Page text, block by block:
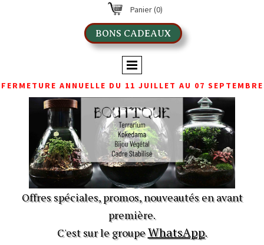
Panier(0)
BONS CADEAUX
FERMETURE ANNUELLE DU 11 JUILLET AU 07 SEPTEMBRE
Offres spéciales, promos, nouveautés en avant
première.
C'est sur le groupeWhatsApp.